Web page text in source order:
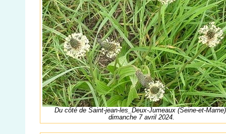
Du côté de Saint-jean-les_Deux-Jumeaux (Seine-et-
dimanche 7 avril 2024.